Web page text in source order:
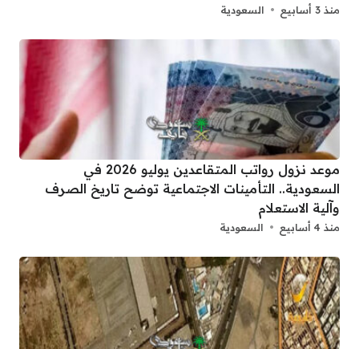
منذ 3 أسابيع السعودية
موعد نزول رواتب المتقاعدين يوليو 2026 في
السعودية.. التأمينات الاجتماعية توضح تاريخ الصرف
وآلية الاستعلام
منذ 4 أسابيع السعودية